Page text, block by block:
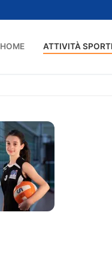
HOME ATTIVITÀ